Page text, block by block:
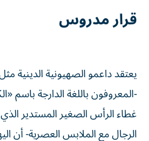
قرار مدروس
يعتقد داعمو الصهيونية الدينية
-المعروفون باللغة الدارجة ​باسم
غطاء الرأس الصغير المستدير
الرجال مع الملابس العصرية- أن